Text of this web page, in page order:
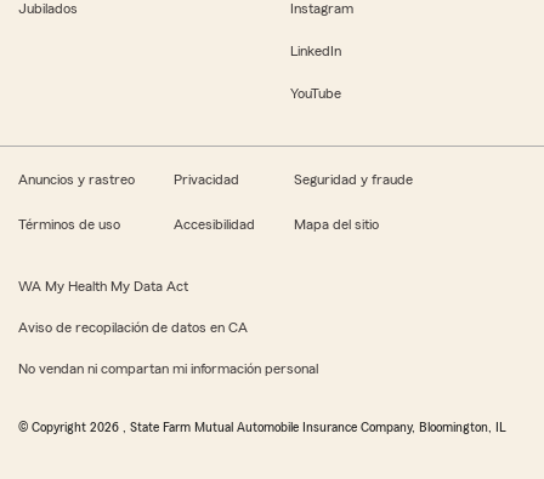
Jubilados Instagram
LinkedIn
YouTube
Anuncios y rastreo Privacidad Seguridad y fraude
Términos de uso Accesibilidad Mapa del sitio
WA My Health My Data Act
Aviso de recopilación de datos en CA
No vendan ni compartan mi información personal
© Copyright 2026 , State Farm Mutual Automobile Insurance Company, Bloomington, IL